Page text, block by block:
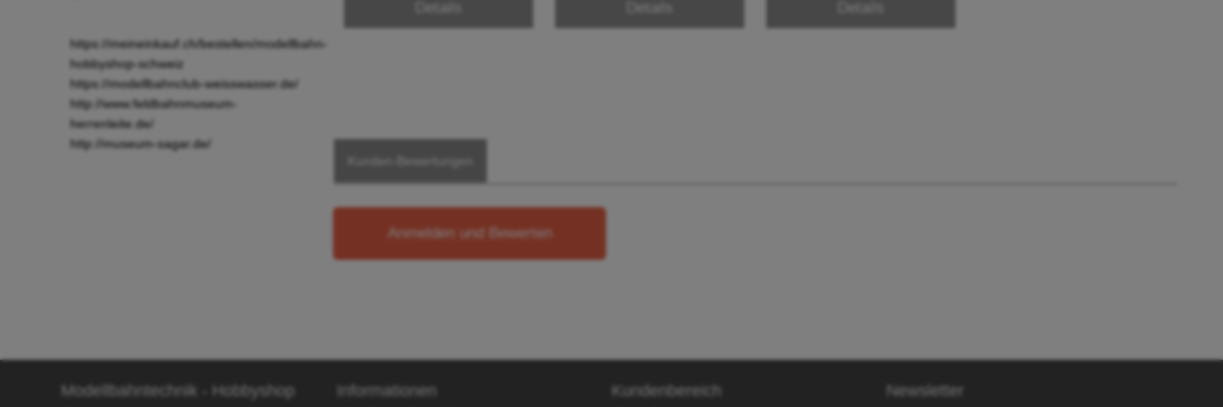
https://meineinkauf.ch/bestellen/modellbahn-
hobbyshop-schweiz
https://modellbahnclub-weisswasser.de/
http://www.feldbahnmuseum-
herrenleite.de/
http://museum-sagar.de/
Details Details Details
Anmelden und Bewerten
Modellbahntechnik - Hobbyshop Informationen Kundenbereich Newsletter